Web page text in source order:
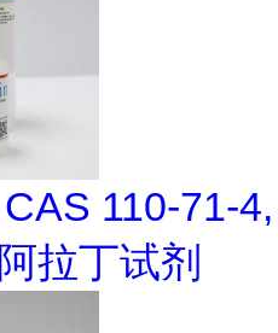
110-71-4,
拉丁试剂